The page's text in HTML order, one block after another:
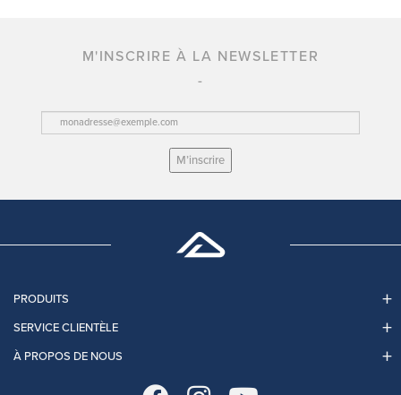
M'INSCRIRE À LA NEWSLETTER
M’inscrire
PRODUITS
SERVICE CLIENTÈLE
À PROPOS DE NOUS